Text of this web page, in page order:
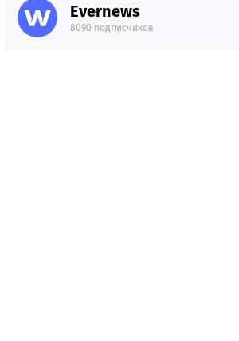
Evernews
8090 подписчиков